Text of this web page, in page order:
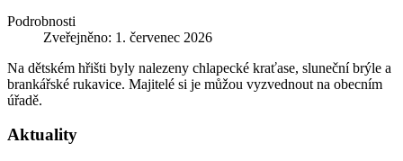
Podrobnosti
Zveřejněno: 1. červenec 2026
Na dětském hřišti byly nalezeny chlapecké kraťase, sluneční brýle a
brankářské rukavice. Majitelé si je můžou vyzvednout na obecním
úřadě.
Aktuality